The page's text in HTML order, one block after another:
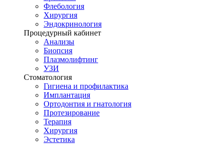
Флебология
Хирургия
Эндокринология
Процедурный кабинет
Анализы
Биопсия
Плазмолифтинг
УЗИ
Стоматология
Гигиена и профилактика
Имплантация
Ортодонтия и гнатология
Протезирование
Терапия
Хирургия
Эстетика